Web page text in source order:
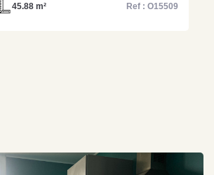
45.88 m² Ref : O15509